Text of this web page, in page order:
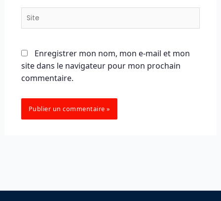
Site
Enregistrer mon nom, mon e-mail et mon
site dans le navigateur pour mon prochain
commentaire.